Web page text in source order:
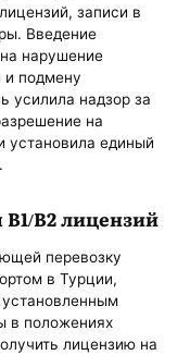
записи в
Введение
нарушение
и подмену
усилила надзор за
на
установила единый
B2 лицензий
перевозку
в Турции,
установленным
в положениях
лицензию на